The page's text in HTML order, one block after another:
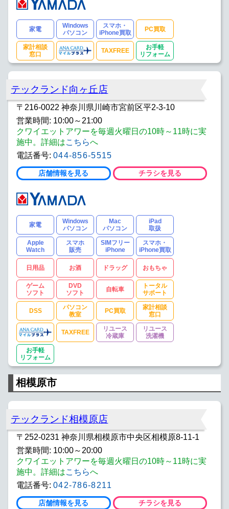
家電
Windows
パソコン
スマホ・
iPhone買取
PC買取
家計相談
窓口
TAXFREE
お手軽
リフォーム
テックランド向ヶ丘店
〒216-0022 神奈川県川崎市宮前区平2-3-10
営業時間: 10:00～21:00
クワイエットアワーを毎週火曜日の10時～11時に実
施中。詳細はこちらへ
電話番号: 044-856-5515
店舗情報を見る チラシを見る
家電
Windows
パソコン
Mac
パソコン
iPad
取扱
Apple
Watch
スマホ
販売
SIMフリー
iPhone
スマホ・
iPhone買取
日用品 お酒 ドラッグ おもちゃ
ゲーム
ソフト
DVD
ソフト
自転車
トータル
サポート
DSS
パソコン
教室
PC買取
家計相談
窓口
TAXFREE
リユース
冷蔵庫
リユース
洗濯機
お手軽
リフォーム
相模原市
テックランド相模原店
〒252-0231 神奈川県相模原市中央区相模原8-11-1
営業時間: 10:00～20:00
クワイエットアワーを毎週火曜日の10時～11時に実
施中。詳細はこちらへ
電話番号: 042-786-8211
店舗情報を見る チラシを見る